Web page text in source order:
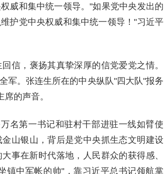
威和集中统一领导。"如果党中央发出的
护党中央权威和集中统一领导！"习近平
信，褒扬其真挚深厚的信党爱党之情。
军。张连生所在的中央纵队"四大队"报务
的声音。
名第一书记和驻村干部进驻一线如臂使
山银山，背后是党中央抓生态文明建设
事在新时代落地，人民群众的获得感、
镇中军帐的帅"，靠习近平总书记领航掌